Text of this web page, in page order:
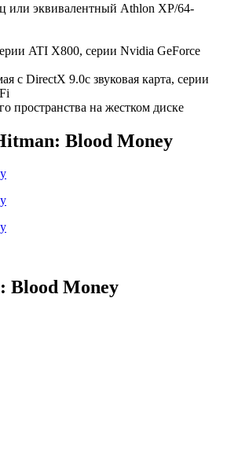
или эквивалентный Athlon XP/64-
ATI X800, серии Nvidia GeForce
с DirectX 9.0c звуковая карта, серии
пространства на жестком диске
Blood Money
Blood Money